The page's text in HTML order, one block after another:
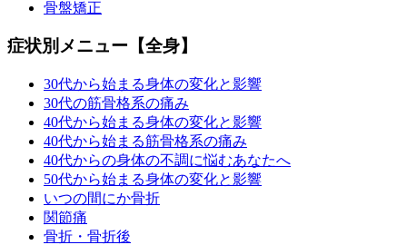
骨盤矯正
症状別メニュー【全身】
30代から始まる身体の変化と影響
30代の筋骨格系の痛み
40代から始まる身体の変化と影響
40代から始まる筋骨格系の痛み
40代からの身体の不調に悩むあなたへ
50代から始まる身体の変化と影響
いつの間にか骨折
関節痛
骨折・骨折後